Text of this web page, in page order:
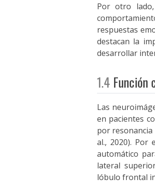
Por otro
respuestas
destacan la
desarrollar
1.4 Función
Las
en pacientes
por resonancia
al., 2020). Por
automático
lateral
lóbulo frontal